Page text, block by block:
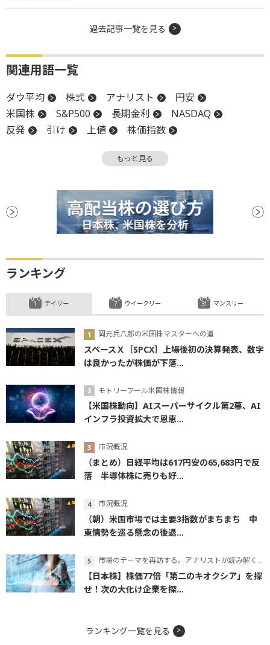
過去記事一覧を見る
関連用語一覧
ダウ平均 株式 アナリスト
円安
米国株
S&P500 長期金利
NASDAQ
反発
引け 上値
株価指数
もっと見る
ランキング
デイリー
岡元兵八郎の米国株マスターへの道
スペースＸ［SPCX］上場後初の決算発表、数字
は良かったが株価が下落...
モトリーフール米国株情報
【米国株動向】AIスーパーサイクル第2幕、AI
インフラ投資拡大で恩恵...
市況概況
（まとめ）日経平均は617円安の65,683円で反
落 半導体株に売りも好...
市況概況
（朝）米国市場では主要3指数がまちまち 中
東情勢を巡る懸念の後退...
市場のテーマを再訪する。アナリストが読み解くテーマの本質
【日本株】株価77倍「第二のキオクシア」を探
せ！次の大化け企業を探...
ウイークリー マンスリー
ランキング一覧を見る